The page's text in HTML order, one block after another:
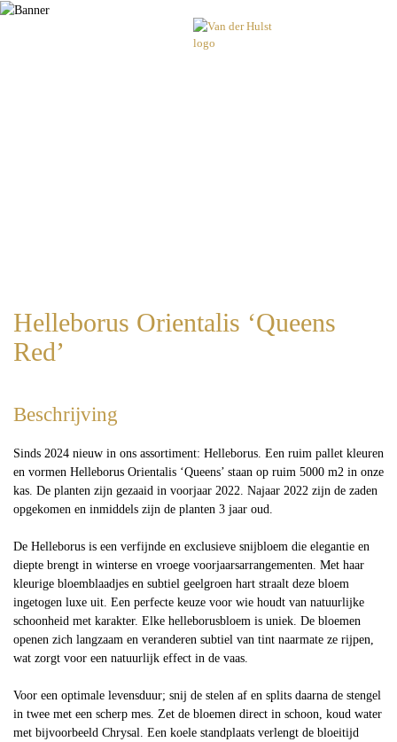
Helleborus Orientalis ‘Queens
Red’
Beschrijving
Sinds 2024 nieuw in ons assortiment: Helleborus. Een ruim pallet kleuren
en vormen Helleborus Orientalis ‘Queens’ staan op ruim 5000 m2 in onze
kas. De planten zijn gezaaid in voorjaar 2022. Najaar 2022 zijn de zaden
opgekomen en inmiddels zijn de planten 3 jaar oud.
De Helleborus is een verfijnde en exclusieve snijbloem die elegantie en
diepte brengt in winterse en vroege voorjaarsarrangementen. Met haar
kleurige bloemblaadjes en subtiel geelgroen hart straalt deze bloem
ingetogen luxe uit. Een perfecte keuze voor wie houdt van natuurlijke
schoonheid met karakter. Elke helleborusbloem is uniek. De bloemen
openen zich langzaam en veranderen subtiel van tint naarmate ze rijpen,
wat zorgt voor een natuurlijk effect in de vaas.
Voor een optimale levensduur; snij de stelen af en splits daarna de stengel
in twee met een scherp mes. Zet de bloemen direct in schoon, koud water
met bijvoorbeeld Chrysal. Een koele standplaats verlengt de bloeitijd